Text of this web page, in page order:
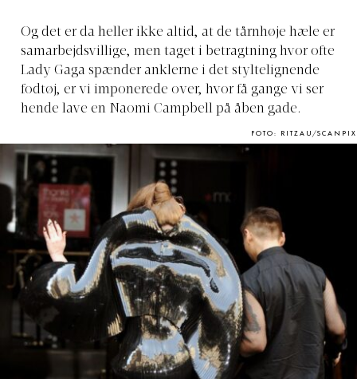
Og det er da heller ikke altid, at de tårnhøje hæle er
samarbejdsvillige, men taget i betragtning hvor ofte
Lady Gaga spænder anklerne i det styltelignende
fodtøj, er vi imponerede over, hvor få gange vi ser
hende lave en Naomi Campbell på åben gade.
FOTO: RITZAU/SCANPIX